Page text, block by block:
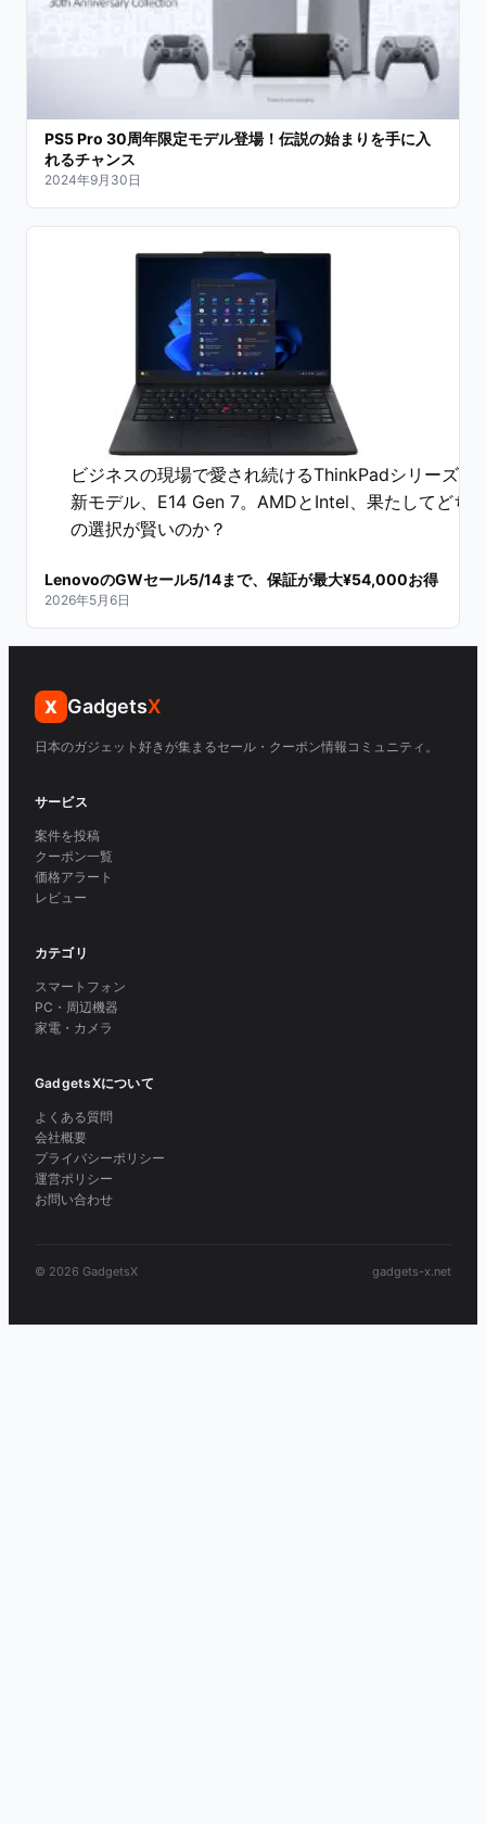
PS5 Pro 30周年限定モデル登場！伝説の始まりを手に入
れるチャンス
2024年9月30日
ビジネスの現場で愛され続けるThinkPadシリーズの
新モデル、E14 Gen 7。AMDとIntel、果たしてどち
の選択が賢いのか？
LenovoのGWセール5/14まで、保証が最大¥54,000お得
2026年5月6日
X GadgetsX
日本のガジェット好きが集まるセール・クーポン情報コミュニティ。
サービス
案件を投稿
クーポン一覧
価格アラート
レビュー
カテゴリ
スマートフォン
PC・周辺機器
家電・カメラ
GadgetsXについて
よくある質問
会社概要
プライバシーポリシー
運営ポリシー
お問い合わせ
© 2026 GadgetsX gadgets-x.net